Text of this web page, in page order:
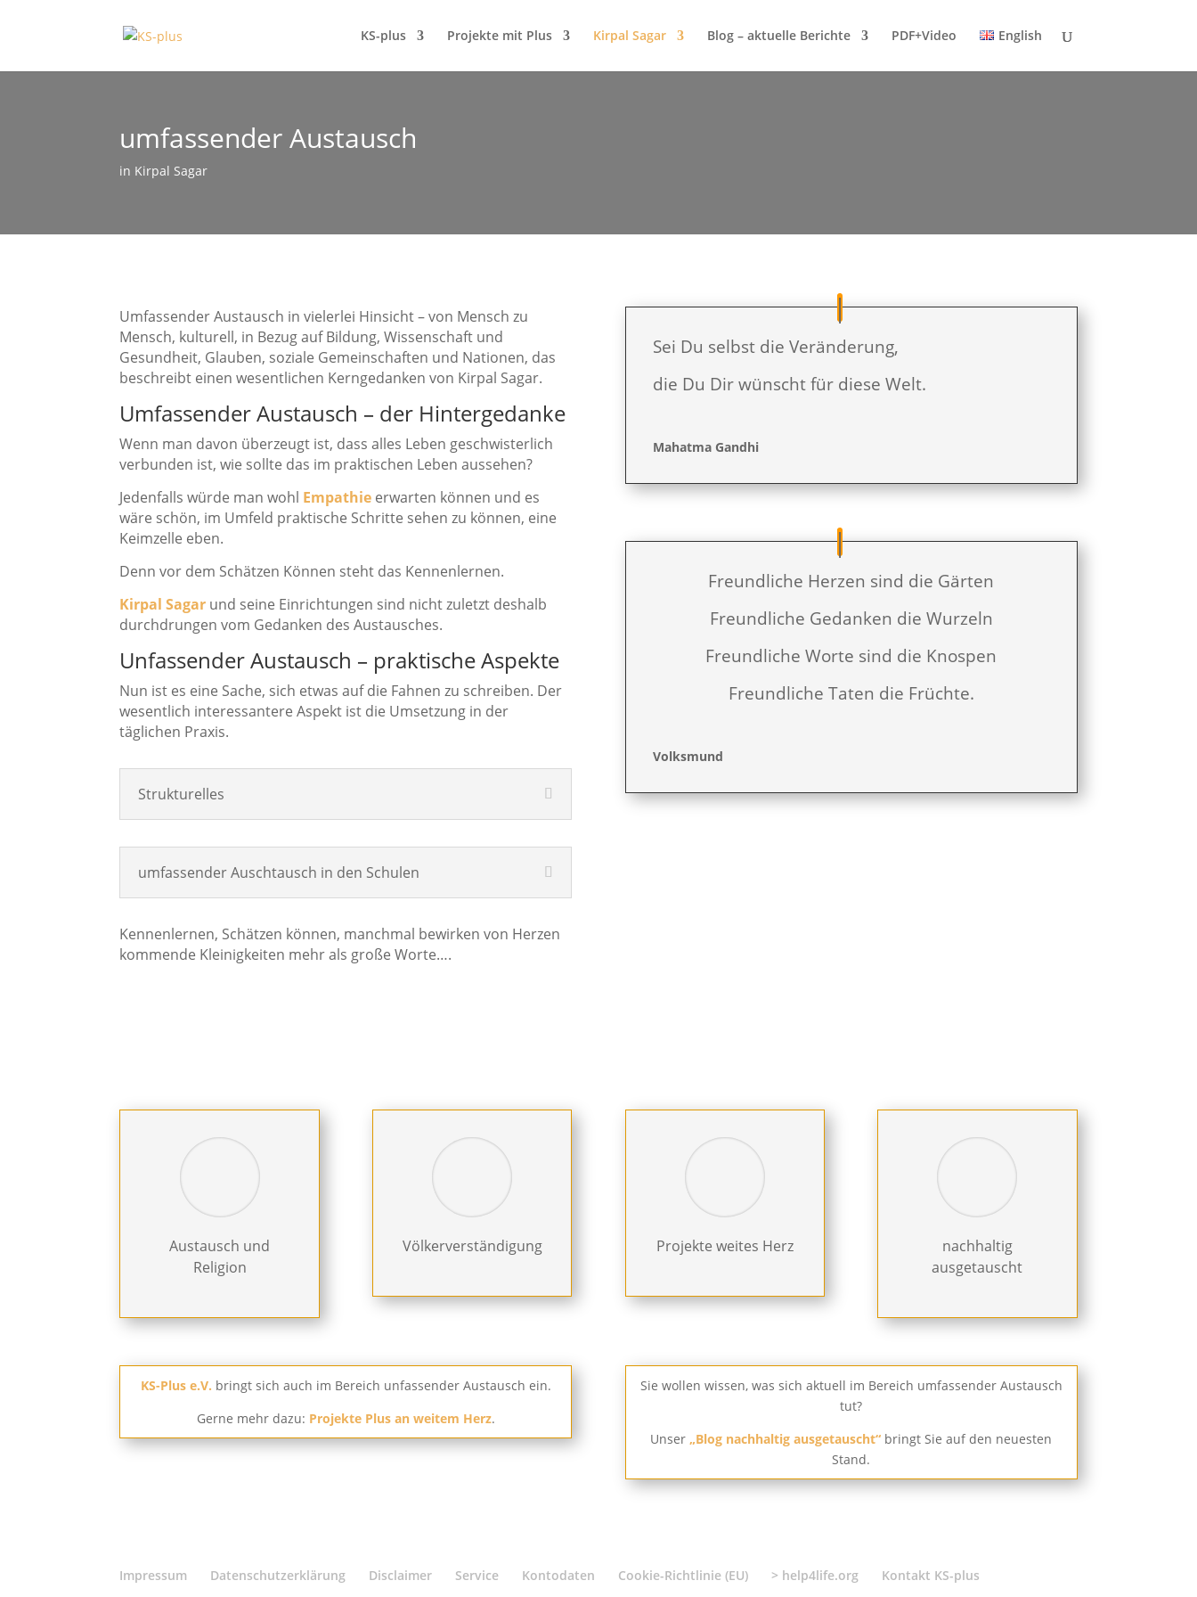
KS-plus Projekte mit Plus Kirpal Sagar Blog – aktuelle Berichte PDF+Video English
umfassender Austausch
in Kirpal Sagar
Umfassender Austausch in vielerlei Hinsicht – von Mensch zu
Mensch, kulturell, in Bezug auf Bildung, Wissenschaft und
Gesundheit, Glauben, soziale Gemeinschaften und Nationen, das
beschreibt einen wesentlichen Kerngedanken von Kirpal Sagar.
Umfassender Austausch – der Hintergedanke
Wenn man davon überzeugt ist, dass alles Leben geschwisterlich
verbunden ist, wie sollte das im praktischen Leben aussehen?
Jedenfalls würde man wohl Empathie erwarten können und es
wäre schön, im Umfeld praktische Schritte sehen zu können, eine
Keimzelle eben.
Denn vor dem Schätzen Können steht das Kennenlernen.
Kirpal Sagar und seine Einrichtungen sind nicht zuletzt deshalb
durchdrungen vom Gedanken des Austausches.
Unfassender Austausch – praktische Aspekte
Nun ist es eine Sache, sich etwas auf die Fahnen zu schreiben. Der
wesentlich interessantere Aspekt ist die Umsetzung in der
täglichen Praxis.
Strukturelles
umfassender Auschtausch in den Schulen
Kennenlernen, Schätzen können, manchmal bewirken von Herzen
kommende Kleinigkeiten mehr als große Worte….
Sei Du selbst die Veränderung,
die Du Dir wünscht für diese Welt.
Mahatma Gandhi
Freundliche Herzen sind die Gärten
Freundliche Gedanken die Wurzeln
Freundliche Worte sind die Knospen
Freundliche Taten die Früchte.
Volksmund
Austausch und
Religion
Völkerverständigung Projekte weites Herz
nachhaltig
ausgetauscht
KS-Plus e.V. bringt sich auch im Bereich unfassender Austausch ein.
Gerne mehr dazu: Projekte Plus an weitem Herz.
Sie wollen wissen, was sich aktuell im Bereich umfassender Austausch
tut?
Unser„Blog nachhaltig ausgetauscht“ bringt Sie auf den neuesten
Stand.
Impressum Datenschutzerklärung Disclaimer Service Kontodaten Cookie-Richtlinie (EU) > help4life.org Kontakt KS-plus